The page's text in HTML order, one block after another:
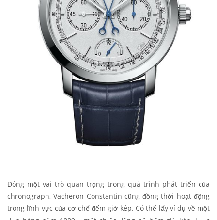
Đóng một vai trò quan trọng trong quá trình phát triển của
chronograph, Vacheron Constantin cũng đồng thời hoạt động
trong lĩnh vực của cơ chế đếm giờ kép. Có thể lấy ví dụ về một